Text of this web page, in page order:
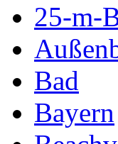
25-m-
Bad
Bayern